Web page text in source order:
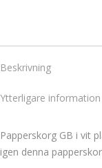
Beskrivning
Ytterligare information
Papperskorg GB i vit
igen denna